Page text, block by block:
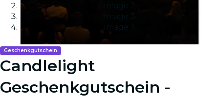
Image 2
Image 3
Image 4
Geschenkgutschein
Candlelight
Geschenkgutschein -